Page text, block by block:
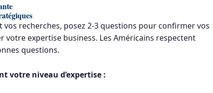
vos recherches, posez 2-3 questions pour confirmer vos
votre expertise business. Les Américains respectent
questions.
votre niveau d’expertise :